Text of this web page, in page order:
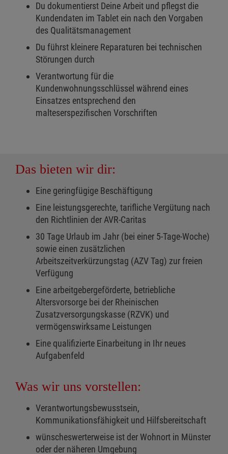
Du dokumentierst Deine Arbeit und pflegst die
Kundendaten im Tablet ein nach den Vorgaben
des Qualitätsmanagement
Du führst kleinere Reparaturen bei technischen
Störungen durch
Verantwortung für die
Kundenwohnungsschlüssel während eines
Einsatzes entsprechend den
malteserspezifischen Vorschriften
Das bieten wir dir:
Eine geringfügige Beschäftigung
Eine leistungsgerechte, tarifliche Vergütung nach
den Richtlinien der AVR-Caritas
30 Tage Urlaub im Jahr (bei einer 5-Tage-Woche)
sowie einen zusätzlichen
Arbeitszeitverkürzungstag (AZV Tag) zur freien
Verfügung
Eine arbeitgebergeförderte, betriebliche
Altersvorsorge bei der Rheinischen
Zusatzversorgungskasse (RZVK) und
vermögenswirksame Leistungen
Eine qualifizierte Einarbeitung in Ihr neues
Aufgabenfeld
Was wir uns vorstellen:
Verantwortungsbewusstsein,
Kommunikationsfähigkeit und Hilfsbereitschaft
wünscheswerterweise ist der Wohnort in Münster
oder der näheren Umgebung